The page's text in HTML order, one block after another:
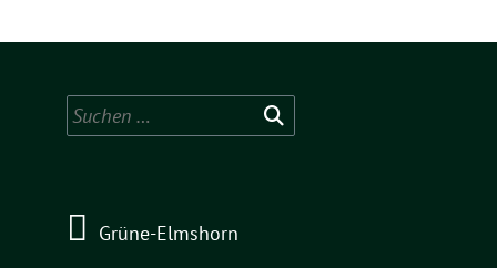
Suchen
nach:
Grüne-Elmshorn